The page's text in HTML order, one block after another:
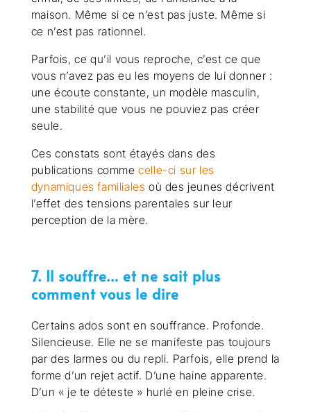
maison. Même si ce n’est pas juste. Même si
ce n’est pas rationnel.
Parfois, ce qu’il vous reproche, c’est ce que
vous n’avez pas eu les moyens de lui donner :
une écoute constante, un modèle masculin,
une stabilité que vous ne pouviez pas créer
seule.
Ces constats sont étayés dans des
publications commecelle-ci sur les
dynamiques familiales où des jeunes décrivent
l’effet des tensions parentales sur leur
perception de la mère.
7. Il souffre… et ne sait plus
comment vous le dire
Certains ados sont en souffrance. Profonde.
Silencieuse. Elle ne se manifeste pas toujours
par des larmes ou du repli. Parfois, elle prend la
forme d’un rejet actif. D’une haine apparente.
D’un « je te déteste » hurlé en pleine crise.